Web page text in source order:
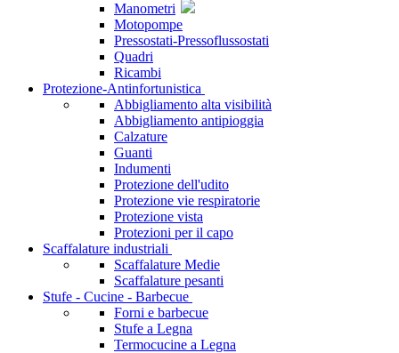
Manometri
Motopompe
Pressostati-Pressoflussostati
Quadri
Ricambi
Protezione-Antinfortunistica
Abbigliamento alta visibilità
Abbigliamento antipioggia
Calzature
Guanti
Indumenti
Protezione dell'udito
Protezione vie respiratorie
Protezione vista
Protezioni per il capo
Scaffalature industriali
Scaffalature Medie
Scaffalature pesanti
Stufe - Cucine - Barbecue
Forni e barbecue
Stufe a Legna
Termocucine a Legna